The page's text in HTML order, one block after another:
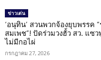
ข่าวเด่น
‘อนุทิน’ สวนพวกจ้องยุบพรรค
สมเพช”! ปัดร่วมวงฮั้ว สว. แซ
ไม่มีกอไผ่
กรกฎาคม 27, 2026